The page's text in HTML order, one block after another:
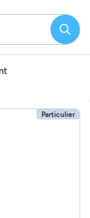
Particulier